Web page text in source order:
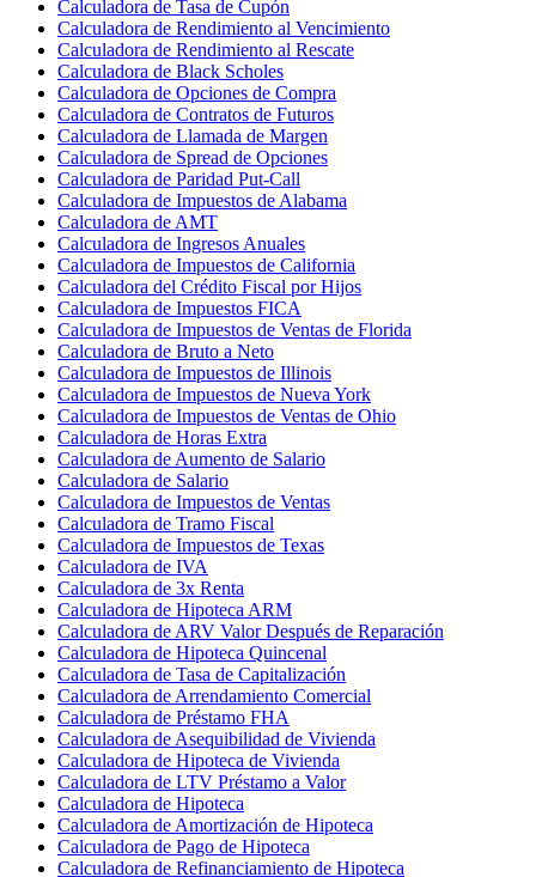
Calculadora de Tasa de Cupón
Calculadora de Rendimiento al Vencimiento
Calculadora de Rendimiento al Rescate
Calculadora de Black Scholes
Calculadora de Opciones de Compra
Calculadora de Contratos de Futuros
Calculadora de Llamada de Margen
Calculadora de Spread de Opciones
Calculadora de Paridad Put-Call
Calculadora de Impuestos de Alabama
Calculadora de AMT
Calculadora de Ingresos Anuales
Calculadora de Impuestos de California
Calculadora del Crédito Fiscal por Hijos
Calculadora de Impuestos FICA
Calculadora de Impuestos de Ventas de Florida
Calculadora de Bruto a Neto
Calculadora de Impuestos de Illinois
Calculadora de Impuestos de Nueva York
Calculadora de Impuestos de Ventas de Ohio
Calculadora de Horas Extra
Calculadora de Aumento de Salario
Calculadora de Salario
Calculadora de Impuestos de Ventas
Calculadora de Tramo Fiscal
Calculadora de Impuestos de Texas
Calculadora de IVA
Calculadora de 3x Renta
Calculadora de Hipoteca ARM
Calculadora de ARV Valor Después de Reparación
Calculadora de Hipoteca Quincenal
Calculadora de Tasa de Capitalización
Calculadora de Arrendamiento Comercial
Calculadora de Préstamo FHA
Calculadora de Asequibilidad de Vivienda
Calculadora de Hipoteca de Vivienda
Calculadora de LTV Préstamo a Valor
Calculadora de Hipoteca
Calculadora de Amortización de Hipoteca
Calculadora de Pago de Hipoteca
Calculadora de Refinanciamiento de Hipoteca